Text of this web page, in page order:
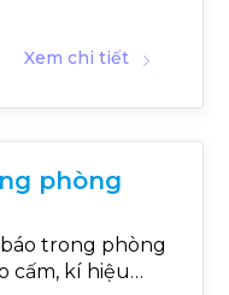
thực hành,
Xem chi tiết
phòng
trong phòng
cấm, kí hiệu